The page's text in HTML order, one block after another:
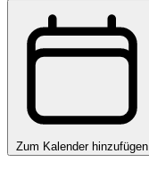
Zum Kalender hinzufügen